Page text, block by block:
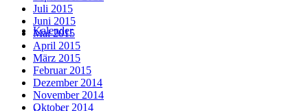
Kalender
Juli 2015
Juni 2015
Mai 2015
April 2015
März 2015
Februar 2015
Dezember 2014
November 2014
Oktober 2014